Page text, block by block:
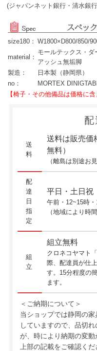
(ジャパンネット銀行・清水銀
size180： W1800×D800/850/
material：
モールテックス・ダ
アッシュ無垢脚
製造：
日本製（静岡県）
no：
MORTEX
【椅子・その他備品は価格に含
送
料
送料は販売価
無料）
（離島は別途お
配
達
日
指
定
平日・土日祝
午前・12~15時
（地域により時
組
立
組立無料
クロネコヤマト
際、配達員が仕
す。15分程度の
ます。
＜ご納期について＞
当ショップでは静岡の
していますので、品切
が、時により納期の変
上部の記載をご確認くだ